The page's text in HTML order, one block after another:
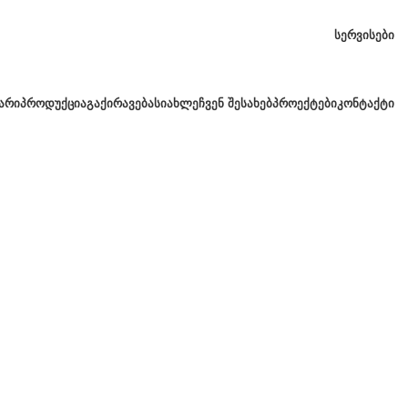
ᲡᲔᲠᲕᲘᲡᲔᲑᲘ
ᲞᲠᲝᲓᲣᲥᲪᲘᲐᲒᲐᲥᲘᲠᲐᲕᲔᲑᲐᲡᲘᲐᲮᲚᲔᲩᲕᲔᲜ ᲨᲔᲡᲐᲮᲔᲑᲞᲠᲝᲔᲥᲢᲔᲑᲘᲙᲝᲜᲢᲐᲥᲢᲘ